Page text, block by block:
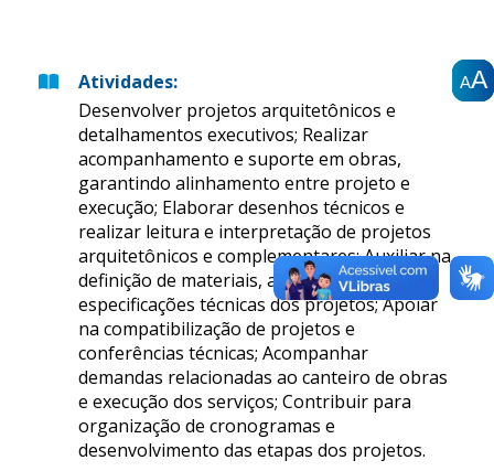
AA
AA
AA
Atividades:
Desenvolver projetos arquitetônicos e
detalhamentos executivos; Realizar
acompanhamento e suporte em obras,
garantindo alinhamento entre projeto e
execução; Elaborar desenhos técnicos e
realizar leitura e interpretação de projetos
arquitetônicos e complementares; Auxiliar na
definição de materiais, acabamentos e
especificações técnicas dos projetos; Apoiar
na compatibilização de projetos e
conferências técnicas; Acompanhar
demandas relacionadas ao canteiro de obras
e execução dos serviços; Contribuir para
organização de cronogramas e
desenvolvimento das etapas dos projetos.